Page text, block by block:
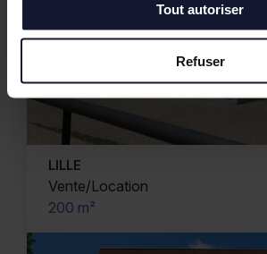
Tout autoriser
Refuser
LILLE
Vente/Location
200 m²